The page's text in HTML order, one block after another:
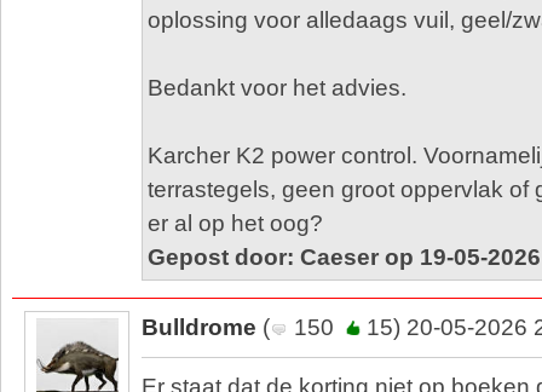
oplossing voor alledaags vuil, geel/
Bedankt voor het advies.
Karcher K2 power control.
terrastegels, geen groot oppervlak of
er al op het oog?
Gepost door: Caeser op 19-05-
Bulldrome ( 150 15) 20-05-2026
Er staat dat de korting niet op boeken